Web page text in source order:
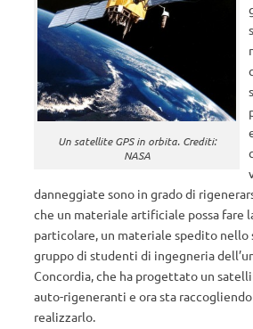
Un satellite GPS in orbita. Crediti:
NASA
danneggiate sono in grado di
che un materiale artificiale possa fare
particolare, un materiale spedito nello
gruppo di studenti di ingegneria
Concordia, che ha progettato un
auto-rigeneranti e ora sta
realizzarlo.